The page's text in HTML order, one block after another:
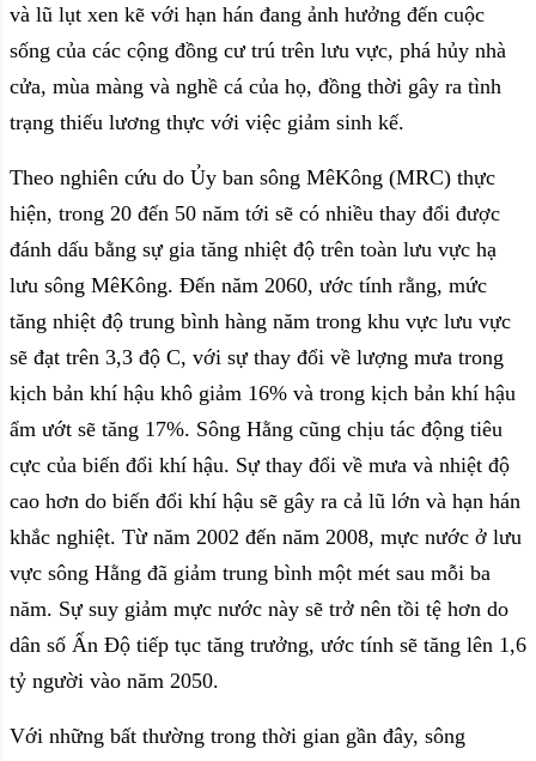
và lũ lụt xen kẽ với hạn hán đang ảnh hưởng đến cuộc
sống của các cộng đồng cư trú trên lưu vực, phá hủy nhà
cửa, mùa màng và nghề cá của họ, đồng thời gây ra tình
trạng thiếu lương thực với việc giảm sinh kế.
Theo nghiên cứu do Ủy ban sông MêKông (MRC) thực
hiện, trong 20 đến 50 năm tới sẽ có nhiều thay đổi được
đánh dấu bằng sự gia tăng nhiệt độ trên toàn lưu vực hạ
lưu sông MêKông. Đến năm 2060, ước tính rằng, mức
tăng nhiệt độ trung bình hàng năm trong khu vực lưu vực
sẽ đạt trên 3,3 độ C, với sự thay đổi về lượng mưa trong
kịch bản khí hậu khô giảm 16% và trong kịch bản khí hậu
ẩm ướt sẽ tăng 17%. Sông Hằng cũng chịu tác động tiêu
cực của biến đổi khí hậu. Sự thay đổi về mưa và nhiệt độ
cao hơn do biến đổi khí hậu sẽ gây ra cả lũ lớn và hạn hán
khắc nghiệt. Từ năm 2002 đến năm 2008, mực nước ở lưu
vực sông Hằng đã giảm trung bình một mét sau mỗi ba
năm. Sự suy giảm mực nước này sẽ trở nên tồi tệ hơn do
dân số Ấn Độ tiếp tục tăng trưởng, ước tính sẽ tăng lên 1,6
tỷ người vào năm 2050.
Với những bất thường trong thời gian gần đây, sông